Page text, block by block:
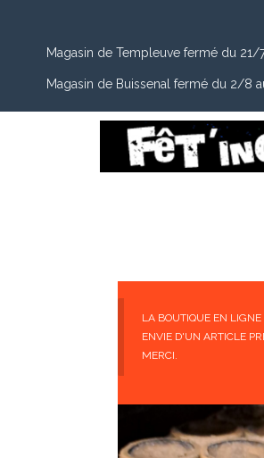
LA BOUTIQUE EN LIGNE
ENVIE D'UN ARTICLE
MERCI.
Magasin de Templeuve fermé du 21/
Magasin de Buissenal fermé du 2/8